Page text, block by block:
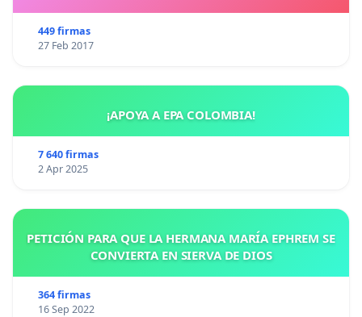
449 firmas
27 Feb 2017
¡APOYA A EPA COLOMBIA!
7 640 firmas
2 Apr 2025
PETICIÓN PARA QUE LA HERMANA MARÍA EPHREM SE
CONVIERTA EN SIERVA DE DIOS
364 firmas
16 Sep 2022